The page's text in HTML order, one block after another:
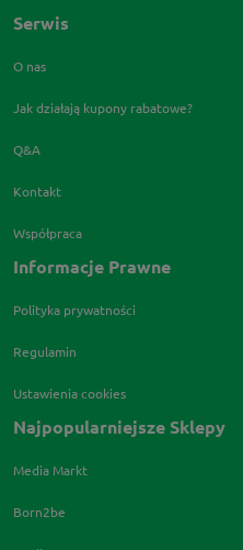
Serwis
O nas
Jak działają kupony rabatowe?
Q&A
Kontakt
Współpraca
Informacje Prawne
Polityka prywatności
Regulamin
Ustawienia cookies
Najpopularniejsze Sklepy
Media Markt
Born2be